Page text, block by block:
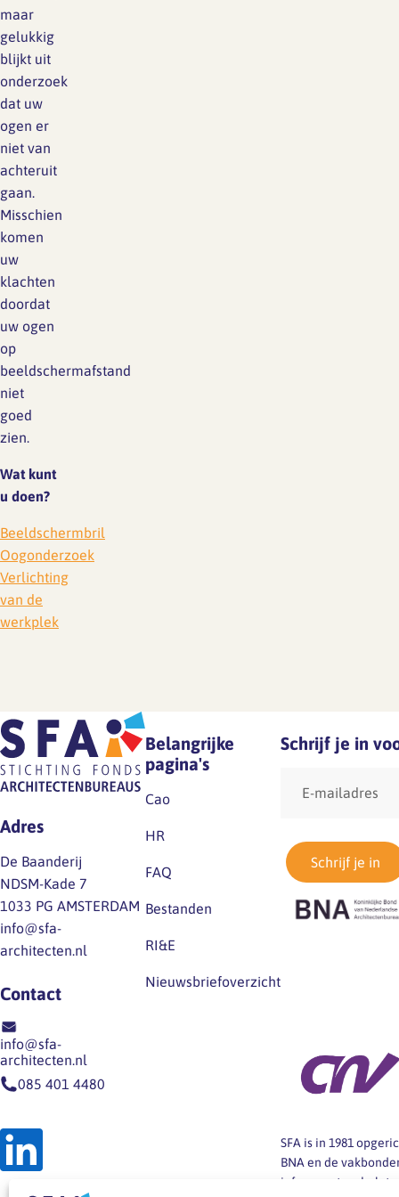
Branche analyse en
onderzoek
Rapport Arbeidszaken 2025
Rapport Arbeidszaken 2024
Rapport Arbeidszaken 2023
Sectoranalyse
Jaarrapportage
Ontwerpsector 2025
Media en magazine
Factor
Podcasttips
Gedragscode
Vertrouwenspersoon
Handreikingen
Kantooromgeving
Maatregelen
maar
gelukkig
blijkt uit
onderzoek
dat uw
ogen er
niet van
achteruit
gaan.
Misschien
komen
uw
klachten
doordat
uw ogen
op
beeldschermafstand
niet
goed
zien.
Wat kunt
u doen?
Beeldschermbril
Oogonderzoek
Verlichting
van de
werkplek
Adres
De Baanderij
NDSM-Kade 7
1033 PG AMSTERDAM
info@sfa-
architecten.nl
Contact
info@sfa-
architecten.nl
085 401 4480
Belangrijke
pagina's
Cao
HR
FAQ
Bestanden
RI&E
Nieuwsbriefoverzicht
Schrijf je in
mailadres
Schrijf je in
SFA is in 1981
BNA en de
informeert en helpt